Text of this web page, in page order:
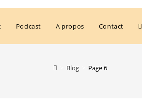
Podcast A propos Contact
Blog Page 6